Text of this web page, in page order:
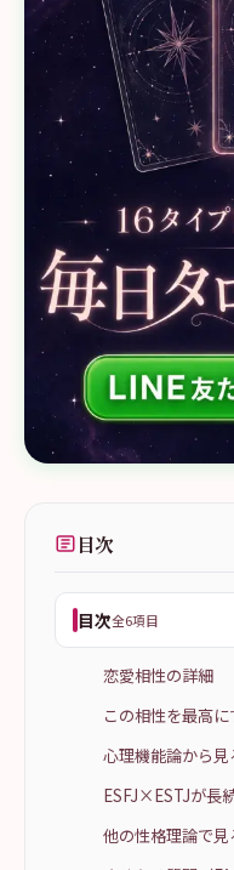
目次
目次全6項目
恋愛相性の詳細
この相性を最高
心理機能論から
ESFJ×ESTJが長
他の性格理論で見